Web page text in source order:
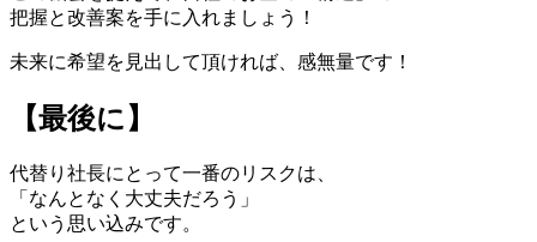
把握と改善案を手に入れましょう！
未来に希望を見出して頂ければ、感無量です！
【最後に】
代替り社長にとって一番のリスクは、
「なんとなく大丈夫だろう」
という思い込みです。